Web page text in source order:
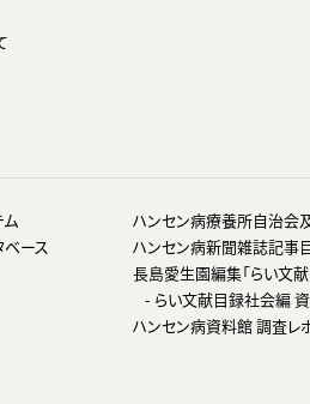
ース
ハンセン病療養所自治会
ハンセン病新聞雑誌記事
長島愛生園編集「らい文
- らい文献目録社会編
ハンセン病資料館 調査レ